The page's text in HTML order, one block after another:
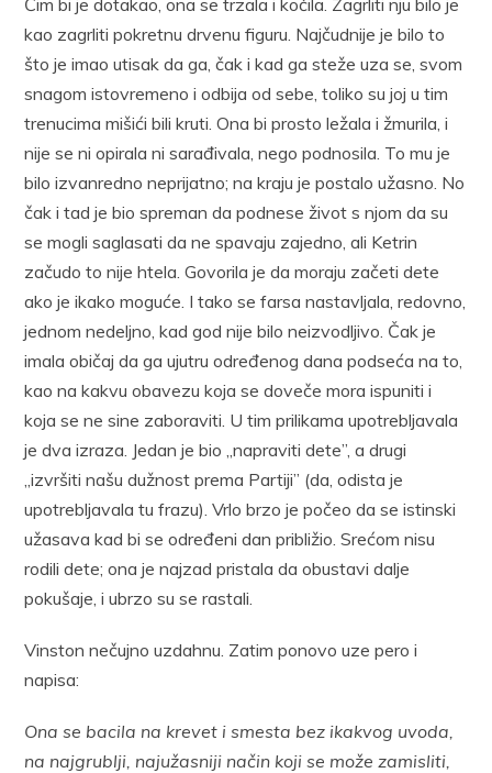
kao zagrliti pokretnu drvenu figuru. Najčudnije je bilo to
što je imao utisak da ga, čak i kad ga steže uza se, svom
snagom istovremeno i odbija od sebe, toliko su joj u tim
trenucima mišići bili kruti. Ona bi prosto ležala i žmurila, i
nije se ni opirala ni sarađivala, nego podnosila. To mu je
bilo izvanredno neprijatno; na kraju je postalo užasno. No
čak i tad je bio spreman da podnese život s njom da su
se mogli saglasati da ne spavaju zajedno, ali Ketrin
začudo to nije htela. Govorila je da moraju začeti dete
ako je ikako moguće. I tako se farsa nastavljala, redovno,
jednom nedeljno, kad god nije bilo neizvodljivo. Čak je
imala običaj da ga ujutru određenog dana podseća na to,
kao na kakvu obavezu koja se doveče mora ispuniti i
koja se ne sine zaboraviti. U tim prilikama upotrebljavala
je dva izraza. Jedan je bio „napraviti dete”, a drugi
„izvršiti našu dužnost prema Partiji” (da, odista je
upotrebljavala tu frazu). Vrlo brzo je počeo da se istinski
užasava kad bi se određeni dan približio. Srećom nisu
rodili dete; ona je najzad pristala da obustavi dalje
pokušaje, i ubrzo su se rastali.
Vinston nečujno uzdahnu. Zatim ponovo uze pero i
napisa:
Ona se bacila na krevet i smesta bez ikakvog uvoda,
na najgrublji, najužasniji način koji se može zamisliti,